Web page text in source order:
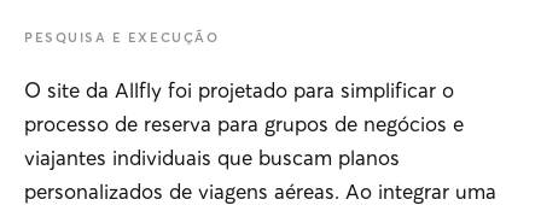
PESQUISA E EXECUÇÃO
O site da Allfly foi projetado para simplificar o
processo de reserva para grupos de negócios e
viajantes individuais que buscam planos
personalizados de viagens aéreas. Ao integrar uma